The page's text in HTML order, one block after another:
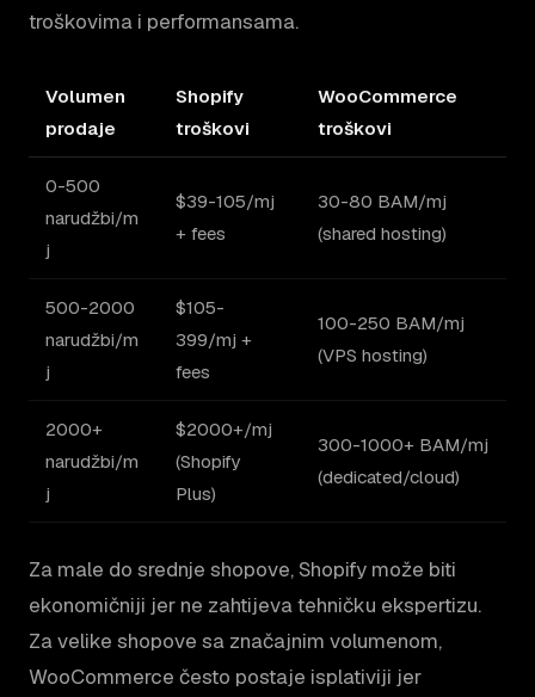
troškovima i performansama.
Volumen
prodaje
Shopify
troškovi
WooCommerce
troškovi
0-500
narudžbi/m
j
$39-105/mj
+ fees
30-80 BAM/mj
(shared hosting)
500-2000
narudžbi/m
j
$105-
399/mj +
fees
100-250 BAM/mj
(VPS hosting)
2000+
narudžbi/m
j
$2000+/mj
(Shopify
Plus)
300-1000+ BAM/mj
(dedicated/cloud)
Za male do srednje shopove, Shopify može biti
ekonomičniji jer ne zahtijeva tehničku ekspertizu.
Za velike shopove sa značajnim volumenom,
WooCommerce često postaje isplativiji jer